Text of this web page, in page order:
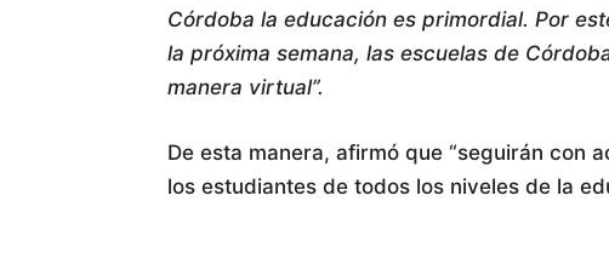
Córdoba la educación es primordial. Por
la próxima semana, las escuelas de
manera virtual”.
De esta manera, afirmó que “seguirán con
los estudiantes de todos los niveles de la